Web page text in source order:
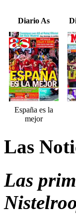
Diario As
España es la
mejor
Las
Las